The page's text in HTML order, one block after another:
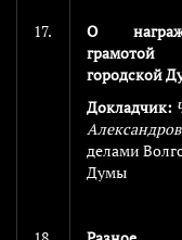
17.
О
городской
Докладчик:
делами
Думы